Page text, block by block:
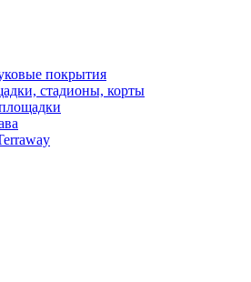
покрытия
стадионы, корты